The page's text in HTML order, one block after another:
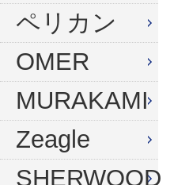
グローブ
バッグ
ウェイト
ナイフ
ウェイトベルト
アンクルウェイト
ウェイトベスト
水中ライト
ペリカン
OMER
MURAKAMI
Zeagle
SHERWOOD